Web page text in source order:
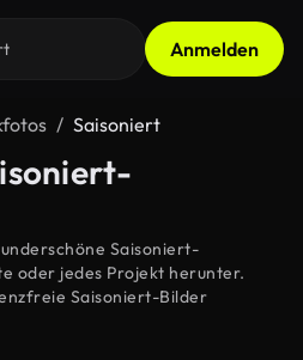
Anmelden
Saisoniert
Saisoniert-
oder jedes Projekt herunter.
Saisoniert-Bilder